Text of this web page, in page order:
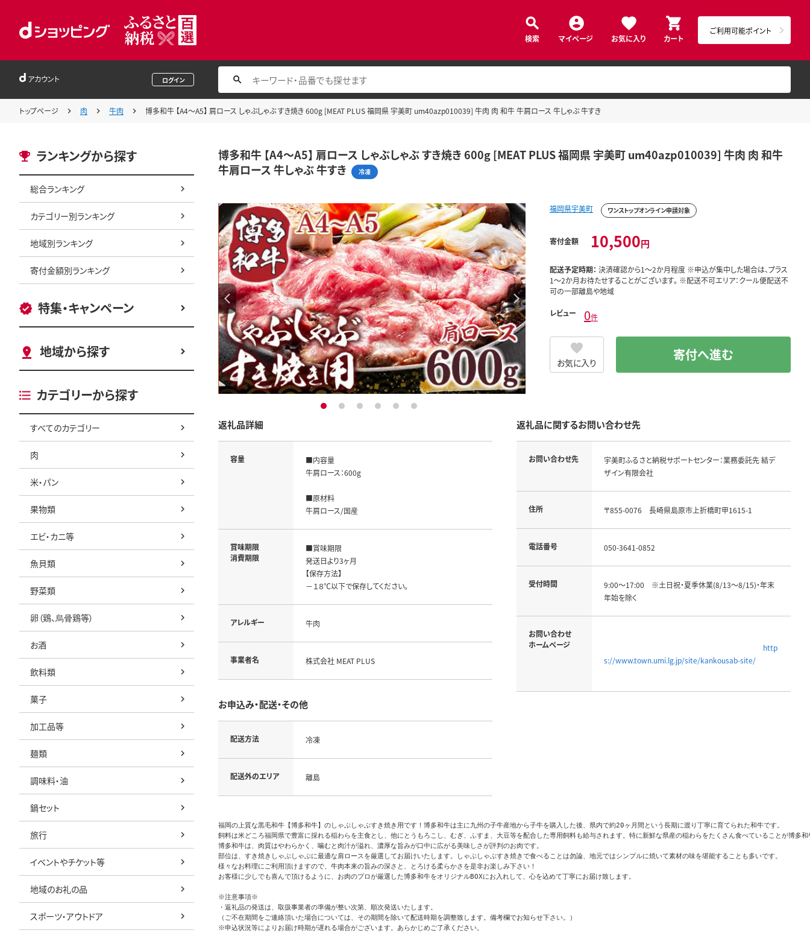
検索 マイページ お気に入り カート
ご利用可能ポイント
アカウント ログイン
トップページ 肉 牛肉 博多和牛 【A4～A5】 肩ロース しゃぶしゃぶ すき焼き 600g [MEAT PLUS 福岡県 宇美町 um40azp010039] 牛肉 肉 和牛 牛肩ロース 牛しゃぶ 牛すき
ランキングから探す
総合ランキング
カテゴリー別ランキング
地域別ランキング
寄付金額別ランキング
特集・キャンペーン
地域から探す
カテゴリーから探す
すべてのカテゴリー
肉
米・パン
果物類
エビ・カニ等
魚貝類
野菜類
卵（鶏、烏骨鶏等）
お酒
飲料類
菓子
加工品等
麺類
調味料・油
鍋セット
旅行
イベントやチケット等
地域のお礼の品
スポーツ・アウトドア
博多和牛 【A4～A5】 肩ロース しゃぶしゃぶ すき焼き 600g [MEAT PLUS 福岡県 宇美町 um40azp010039] 牛肉 肉 和牛
牛肩ロース 牛しゃぶ 牛すき
冷凍
1 2 3 4 5 6
福岡県宇美町 ワンストップオンライン申請対象
寄付金額 10,500円
配送予定時期： 決済確認から1～2か月程度 ※申込が集中した場合は、プラス
1～2か月お待たせすることがございます。 ※配送不可エリア：クール便配送不
可の一部離島や地域
レビュー 0件
お気に入り 寄付へ進む
返礼品詳細
容量
■内容量
牛肩ロース：600g
■原材料
牛肩ロース/国産
賞味期限
消費期限
■賞味期限
発送日より3ヶ月
【保存方法】
－１８℃以下で保存してください。
アレルギー 牛肉
事業者名 株式会社 MEAT PLUS
お申込み・配送・その他
配送方法 冷凍
配送外のエリア 離島
返礼品に関するお問い合わせ先
お問い合わせ先
宇美町ふるさと納税サポートセンター：業務委託先 結デ
ザイン有限会社
住所 〒855-0076　長崎県島原市上折橋町甲1615-1
電話番号 050-3641-0852
受付時間
9:00～17:00　※土日祝・夏季休業(8/13～8/15)・年末
年始を除く
お問い合わせ
ホームページ
http
s://www.town.umi.lg.jp/site/kankousab-site/
福岡の上質な黒毛和牛【博多和牛】のしゃぶしゃぶすき焼き用です！博多和牛は主に九州の子牛産地から子牛を購入した後、県内で約20ヶ月間という長期に渡り丁寧に育てられた和牛です。
飼料は米どころ福岡県で豊富に採れる稲わらを主食とし、他にとうもろこし、むぎ、ふすま、大豆等を配合した専用飼料も給与されます。特に新鮮な県産の稲わらをたくさん食べていることが博多
博多和牛は、肉質はやわらかく、噛むと肉汁が溢れ、濃厚な旨みが口中に広がる美味しさが評判のお肉です。
部位は、すき焼きしゃぶしゃぶに最適な肩ロースを厳選してお届けいたします。しゃぶしゃぶすき焼きで食べることは勿論、地元ではシンプルに焼いて素材の味を堪能することも多いです。
様々なお料理にご利用頂けますので、牛肉本来の旨みの深さと、とろける柔らかさを是非お楽しみ下さい！
お客様に少しでも喜んで頂けるように、お肉のプロが厳選した博多和牛をオリジナルBOXにお入れして、心を込めて丁寧にお届け致します。
※注意事項※
・返礼品の発送は、取扱事業者の準備が整い次第、順次発送いたします。
（ご不在期間をご連絡頂いた場合については、その期間を除いて配送時期を調整致します。備考欄でお知らせ下さい。）
※申込状況等によりお届け時期が遅れる場合がございます。あらかじめご了承ください。